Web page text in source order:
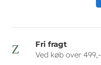
Z
Fri fragt
Ved køb over 499,-